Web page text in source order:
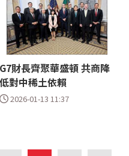
G7財長齊聚華盛頓 共商降
低對中稀土依賴
2026-01-13 11:37